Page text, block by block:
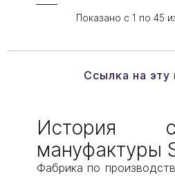
Показано с 1 по 45
Ссылка на эту
История
мануфактуры
Фабрика по